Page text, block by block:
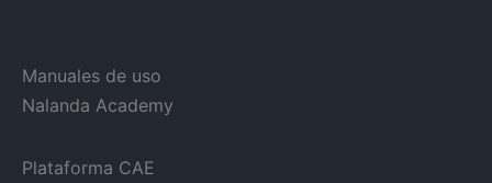
Manuales de uso
Nalanda Academy
Plataforma CAE